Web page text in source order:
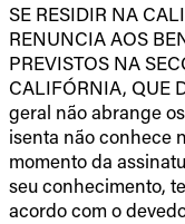
SE RESIDIR NA
RENUNCIA AOS
PREVISTOS NA
CALIFÓRNIA, QUE
geral não abrange
isenta não conhece
momento da
seu conhecimento,
acordo com o